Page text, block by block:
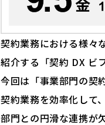
契約業務における様々
紹介する「契約 DX ビ
今回は「事業部門の契
契約業務を効率化して
部門との円滑な連携が